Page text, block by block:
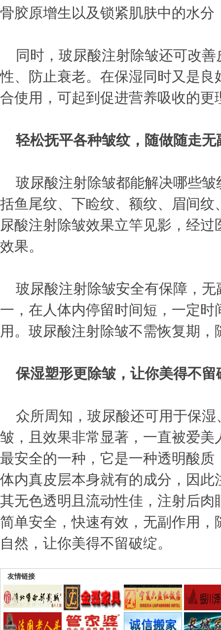
骨胶原增生以及锁紧肌肤中的水
同时，玻尿酸注射除皱还可改善
性、防止衰老。在保湿同时又是
合使用，可起到促进营养吸收的更
轻松抚平各种皱纹，随做随走无
玻尿酸注射除皱都能解决哪些皱
括鱼尾纹、下睑纹、额纹、眉间
尿酸注射除皱效果立竿见影，经
效果。
玻尿酸注射除皱安全有保障，无
一，在人体内停留时间短，一定
用。玻尿酸注射除皱不需恢复期
保湿塑形更除皱，让你美得不留
众所周知，玻尿酸还可用于保湿
皱，且效果非常显著，一直被爱
最安全的一种，它是一种透明酸
体内真皮层本身就有的成分，因
其无色透明且流动性佳，注射后
简单安全，快速有效，无副作用
自然，让你美得不留破绽。
友情链接